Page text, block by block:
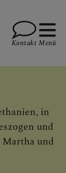
Kontakt Menü
in
und
und